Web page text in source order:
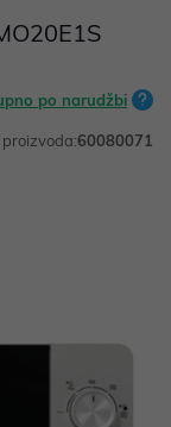
po narudžbi
60080071